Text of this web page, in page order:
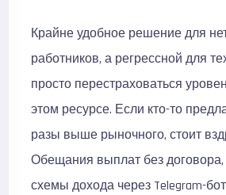
Крайне удобное решение для
работников, а регрессной для
просто перестраховаться
этом ресурсе. Если кто-то
разы выше рыночного, стоит
Обещания выплат без
схемы дохода через Telegram-